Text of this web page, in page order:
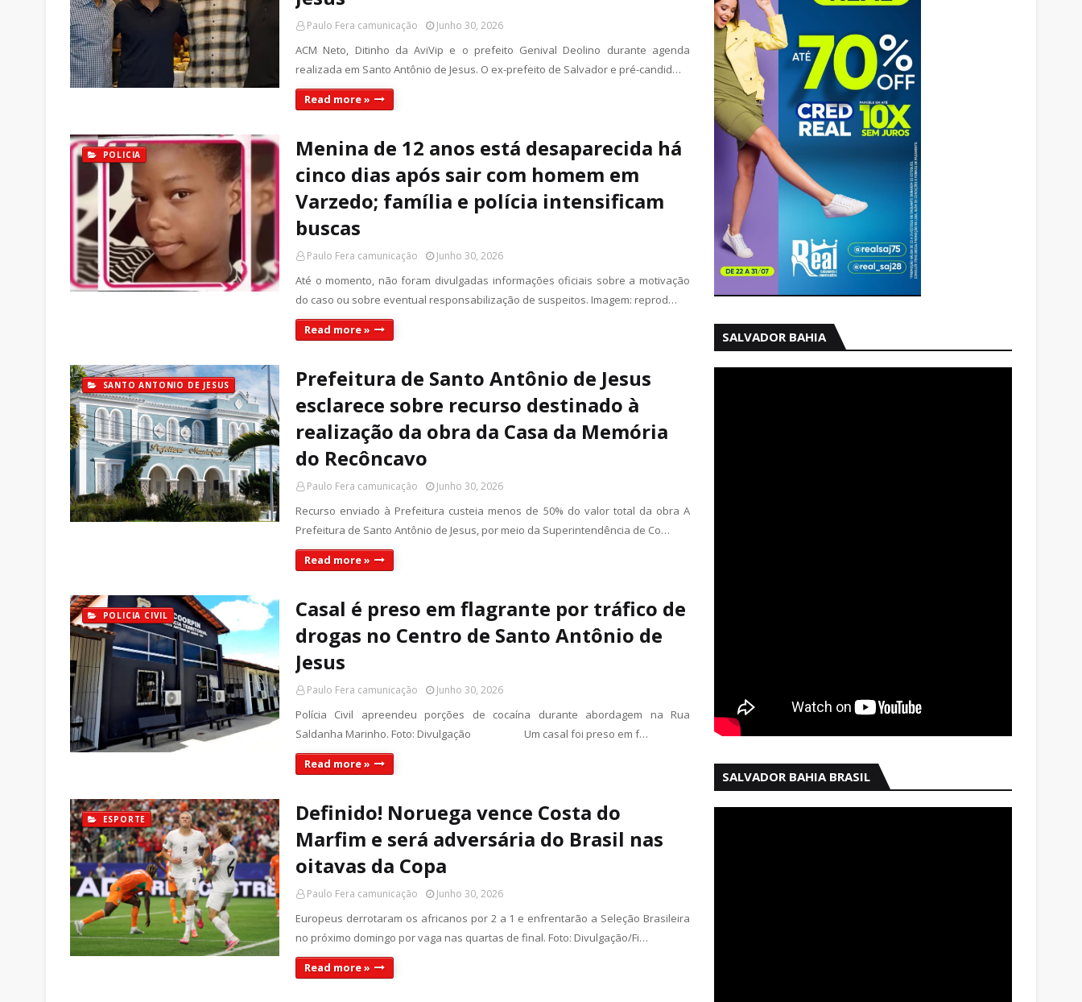
Paulo Fera camunicação Junho 30, 2026
ACM Neto, Ditinho da AviVip e o prefeito Genival Deolino durante agenda
realizada em Santo Antônio de Jesus. O ex-prefeito de Salvador e pré-candid…
Read more »
POLICIA
Menina de 12 anos está desaparecida há
cinco dias após sair com homem em
Varzedo; família e polícia intensificam
buscas
Paulo Fera camunicação Junho 30, 2026
Até o momento, não foram divulgadas informações oficiais sobre a motivação
do caso ou sobre eventual responsabilização de suspeitos. Imagem: reprod…
Read more »
SANTO ANTONIO DE JESUS
Prefeitura de Santo Antônio de Jesus
esclarece sobre recurso destinado à
realização da obra da Casa da Memória
do Recôncavo
Paulo Fera camunicação Junho 30, 2026
Recurso enviado à Prefeitura custeia menos de 50% do valor total da obra A
Prefeitura de Santo Antônio de Jesus, por meio da Superintendência de Co…
Read more »
POLICIA CIVIL
Casal é preso em flagrante por tráfico de
drogas no Centro de Santo Antônio de
Jesus
Paulo Fera camunicação Junho 30, 2026
Polícia Civil apreendeu porções de cocaína durante abordagem na Rua
Saldanha Marinho. Foto: Divulgação Um casal foi preso em f…
Read more »
ESPORTE
Definido! Noruega vence Costa do
Marfim e será adversária do Brasil nas
oitavas da Copa
Paulo Fera camunicação Junho 30, 2026
Europeus derrotaram os africanos por 2 a 1 e enfrentarão a Seleção Brasileira
no próximo domingo por vaga nas quartas de final. Foto: Divulgação/Fi…
Read more »
SALVADOR BAHIA
SALVADOR BAHIA BRASIL